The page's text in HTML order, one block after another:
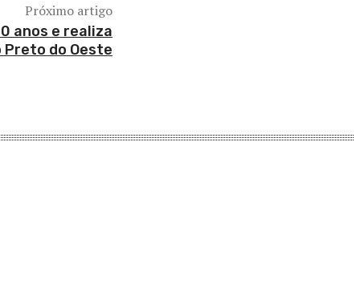
Próximo artigo
anos e realiza
Preto do Oeste